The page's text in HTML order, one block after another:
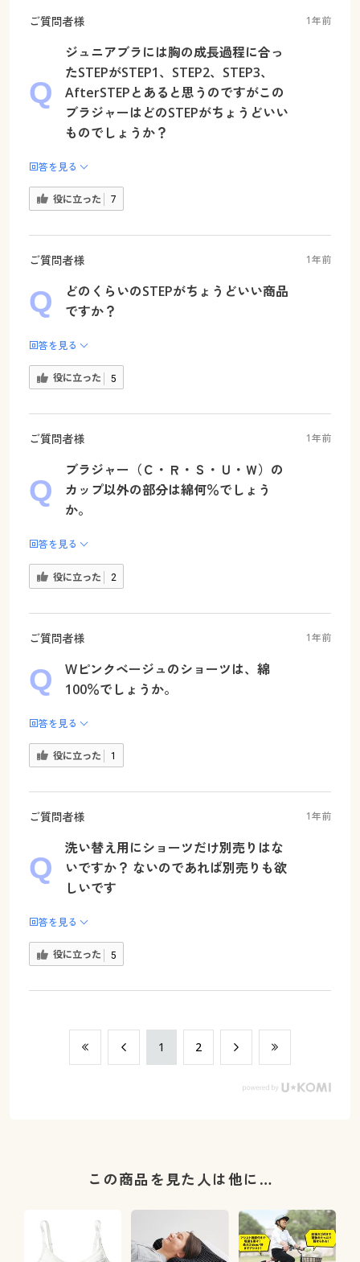
ご質問者様 1年前
ジュニアブラには胸の成長過程に合っ
たSTEPがSTEP1、STEP2、STEP3、
AfterSTEPとあると思うのですがこの
ブラジャーはどのSTEPがちょうどいい
ものでしょうか？
回答を見る
役に立った 7
ご質問者様 1年前
どのくらいのSTEPがちょうどいい商品
ですか？
回答を見る
役に立った 5
ご質問者様 1年前
ブラジャー（Ｃ・Ｒ・Ｓ・Ｕ・Ｗ）の
カップ以外の部分は綿何％でしょう
か。
回答を見る
役に立った 2
ご質問者様 1年前
Wピンクベージュのショーツは、綿
100％でしょうか。
回答を見る
役に立った 1
ご質問者様 1年前
洗い替え用にショーツだけ別売りはな
いですか？ ないのであれば別売りも欲
しいです
回答を見る
役に立った 5
​1 ​2
この商品を見た人は他に…